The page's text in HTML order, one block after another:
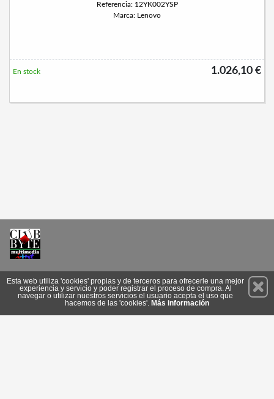
Referencia: 12YK002YSP
Marca: Lenovo
1.026,10 €
En stock
Suscríbete
Esta web utiliza 'cookies' propias y de terceros para ofrecerle una mejor
experiencia y servicio y poder registrar el proceso de compra. Al
navegar o utilizar nuestros servicios el usuario acepta el uso que
hacemos de las 'cookies'. Más información